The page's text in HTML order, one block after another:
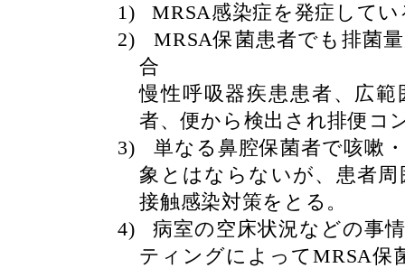
1)
MRSA感染症を発症して
2)
MRSA保菌患者でも排菌
合
慢性呼吸器疾患患者、広
者、便から検出され排便コ
3)
単なる鼻腔保菌者で咳嗽
象とはならないが、患者
接触感染対策をとる。
4)
病室の空床状況などの事
ティングによってMRSA保